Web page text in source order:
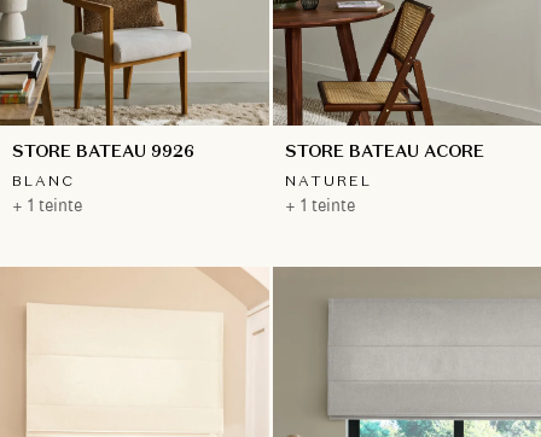
STORE BATEAU 9926
BLANC
+ 1 teinte
STORE BATEAU ACORE
NATUREL
+ 1 teinte